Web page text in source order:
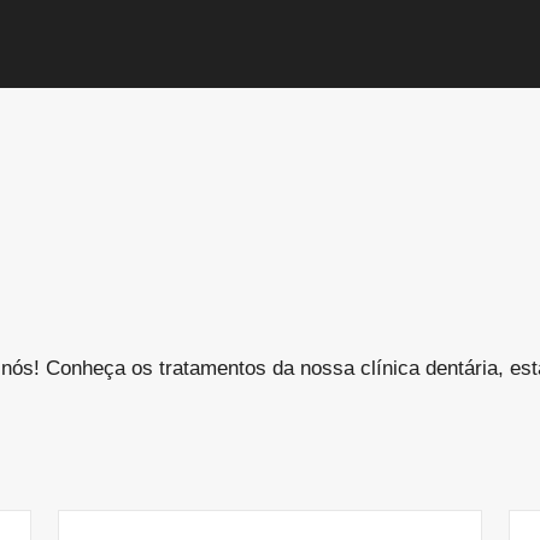
Conheça os tratamentos da nossa clínica dentária,